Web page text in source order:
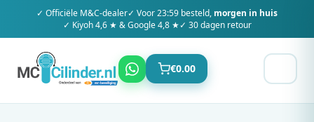
✓ Officiële M&C-dealer✓ Voor 23:59 besteld, morgen in huis
✓ Kiyoh 4,6 ★ & Google 4,8 ★✓ 30 dagen retour
€0.00